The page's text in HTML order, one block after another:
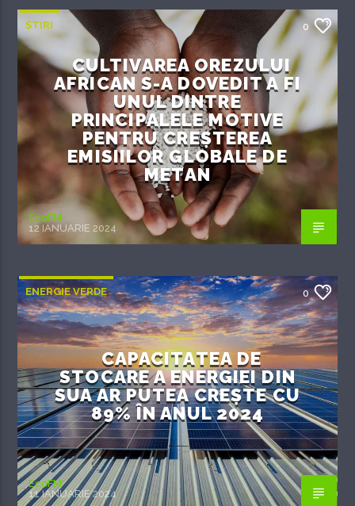
ȘTIRI 0
CULTIVAREA OREZULUI
AFRICAN S-A DOVEDIT A FI
UNUL DINTRE
PRINCIPALELE MOTIVE
PENTRU CREȘTEREA
EMISIILOR GLOBALE DE
METAN
EcoFM
12 IANUARIE 2024
ENERGIE VERDE 0
CAPACITATEA DE
STOCARE A ENERGIEI DIN
SUA AR PUTEA CREȘTE CU
89% ÎN ANUL 2024
EcoFM
11 IANUARIE 2024